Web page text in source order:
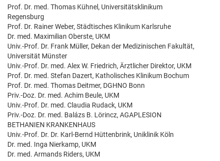
Prof. Dr. med. Thomas Kühnel, Universitätsklinikum
Regensburg
Prof. Dr. Rainer Weber, Städtisches Klinikum Karlsruhe
Dr. med. Maximilian Oberste, UKM
Univ.-Prof. Dr. Frank Müller, Dekan der Medizinischen Fakultät,
Universität Münster
Univ.-Prof. Dr. med. Alex W. Friedrich, Ärztlicher Direktor, UKM
Prof. Dr. med. Stefan Dazert, Katholisches Klinikum Bochum
Prof. Dr. med. Thomas Deitmer, DGHNO Bonn
Priv.-Doz. Dr. med. Achim Beule, UKM
Univ.-Prof. Dr. med. Claudia Rudack, UKM
Priv.-Doz. Dr. med. Balázs B. Lörincz, AGAPLESION
BETHANIEN KRANKENHAUS
Univ.-Prof. Dr. Dr. Karl-Bernd Hüttenbrink, Uniklinik Köln
Dr. med. Inga Nierkamp, UKM
Dr. med. Armands Riders, UKM